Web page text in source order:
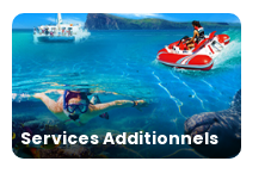
Services Additionnels